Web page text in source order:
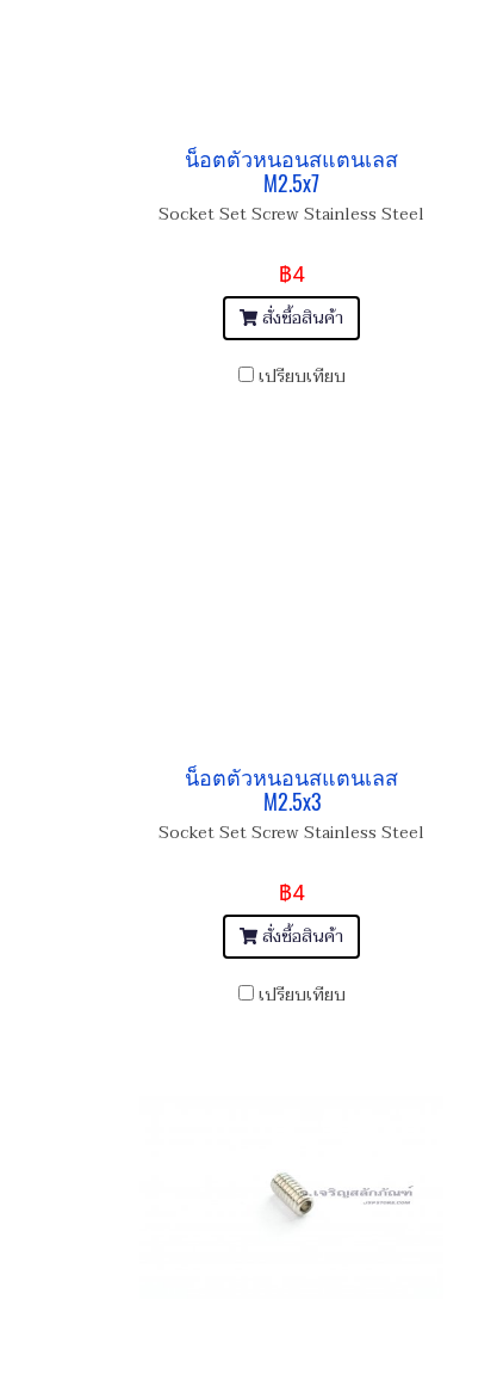
น็อตตัวหนอนสแตนเลส
M2.5x7
Socket Set Screw Stainless Steel
฿4
สั่งซื้อสินค้า
เปรียบเทียบ
น็อตตัวหนอนสแตนเลส
M2.5x3
Socket Set Screw Stainless Steel
฿4
สั่งซื้อสินค้า
เปรียบเทียบ